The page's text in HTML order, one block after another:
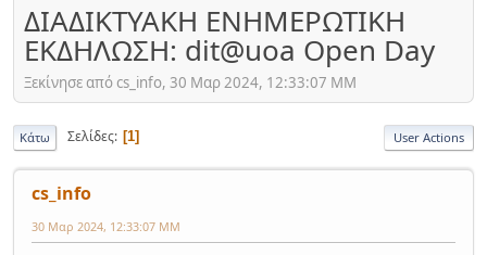
ΔΙΑΔΙΚΤΥΑΚΗ ΕΝΗΜΕΡΩΤΙΚΗ
ΕΚΔΗΛΩΣΗ: dit@uoa Open Day
Ξεκίνησε από cs_info, 30 Μαρ 2024, 12:33:07 ΜΜ
Κάτω Σελίδες 1 User Actions
cs_info
30 Μαρ 2024, 12:33:07 ΜΜ